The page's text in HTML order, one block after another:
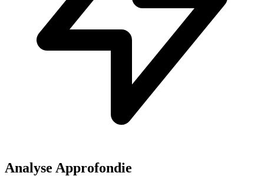
Analyse Approfondie